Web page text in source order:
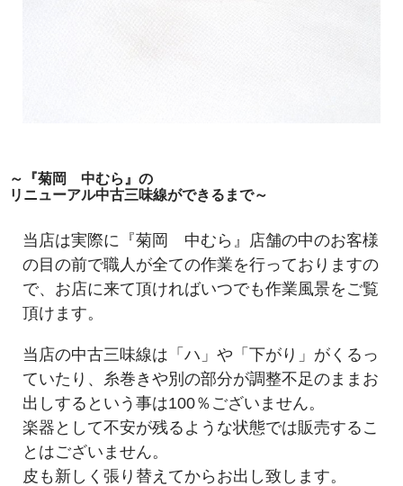
～『菊岡 中むら』の
リニューアル中古三味線ができるまで～
当店は実際に『菊岡 中むら』店舗の中のお客様
の目の前で職人が全ての作業を行っておりますの
で、お店に来て頂ければいつでも作業風景をご覧
頂けます。
当店の中古三味線は「ハ」や「下がり」がくるっ
ていたり、糸巻きや別の部分が調整不足のままお
出しするという事は100％ございません。
楽器として不安が残るような状態では販売するこ
とはございません。
皮も新しく張り替えてからお出し致します。